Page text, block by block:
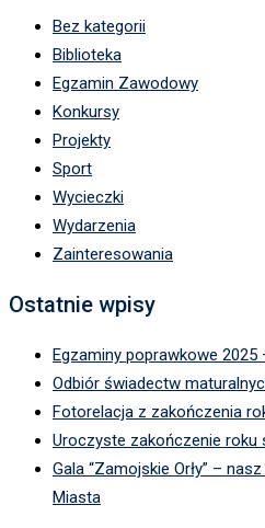
Bez kategorii
Biblioteka
Egzamin Zawodowy
Konkursy
Projekty
Sport
Wycieczki
Wydarzenia
Zainteresowania
Ostatnie wpisy
Egzaminy poprawkowe 2025
Odbiór świadectw
Fotorelacja z zakończenia
Uroczyste zakończenie roku
Gala “Zamojskie Orły” –
Miasta